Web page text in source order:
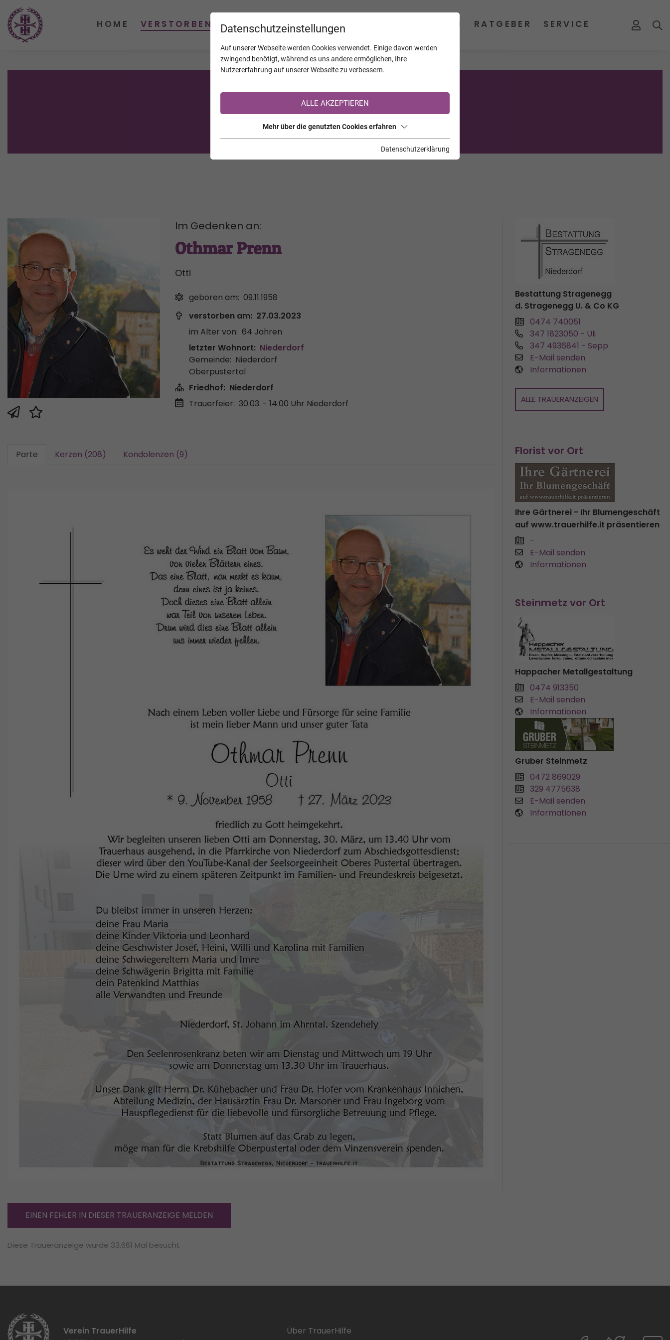
Sie sind noch nicht auf TrauerHilfe.it registriert?
>> zur kostenlosen Registrierung <<
Im Gedenken an:
Othmar Prenn
Otti
geboren am: 09.11.1958
verstorben am: 27.03.2023
im Alter von: 64 Jahren
letzter Wohnort: Niederdorf
Gemeinde: Niederdorf
Oberpustertal
Friedhof: Niederdorf
Trauerfeier: 30.03. - 14:00 Uhr Niederdorf
Parte Kerzen (208) Kondolenzen (9)
Bestattung Stragenegg
d. Stragenegg U. & Co KG
0474 740051
347 1823050 - Uli
347 4936841 - Sepp
E-Mail senden
Informationen
ALLE TRAUERANZEIGEN
Florist vor Ort
Ihre Gärtnerei - Ihr Blumengeschäft
auf www.trauerhilfe.it präsentieren
-
E-Mail senden
Informationen
Steinmetz vor Ort
Happacher Metallgestaltung
0474 913350
E-Mail senden
Informationen
Gruber Steinmetz
0472 869029
329 4775638
E-Mail senden
Informationen
EINEN FEHLER IN DIESER TRAUERANZEIGE MELDEN
Diese Traueranzeige wurde 33.661 Mal besucht
Verein TrauerHilfe
Über TrauerHilfe
Datenschutzeinstellungen
Auf unserer Webseite werden Cookies verwendet. Einige davon werden
zwingend benötigt, während es uns andere ermöglichen, Ihre
Nutzererfahrung auf unserer Webseite zu verbessern.
ALLE AKZEPTIEREN
Mehr über die genutzten Cookies erfahren
Datenschutzerklärung
HOME VERSTORBENE KALENDER JAHRESTAGE UNTERNEHMEN RATGEBER SERVICE